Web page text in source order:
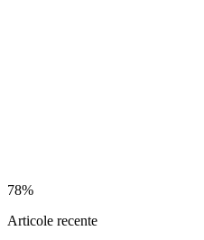
78%
Articole recente